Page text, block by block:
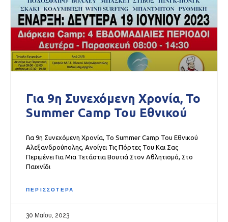
Για 9η Συνεχόμενη Χρονία, Το
Summer Camp Του Εθνικού
Για 9η Συνεχόμενη Χρονία, Το Summer Camp Του Εθνικού
Αλεξανδρούπολης, Ανοίγει Τις Πόρτες Του Και Σας
Περιμένει Για Μια Τετάστια Βουτιά Στον Αθλητισμό, Στο
Παιχνίδι
ΠΕΡΙΣΣΟΤΕΡΑ
30 Μαΐου, 2023